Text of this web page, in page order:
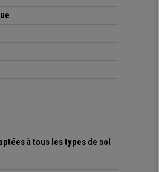
à tous les types de sol